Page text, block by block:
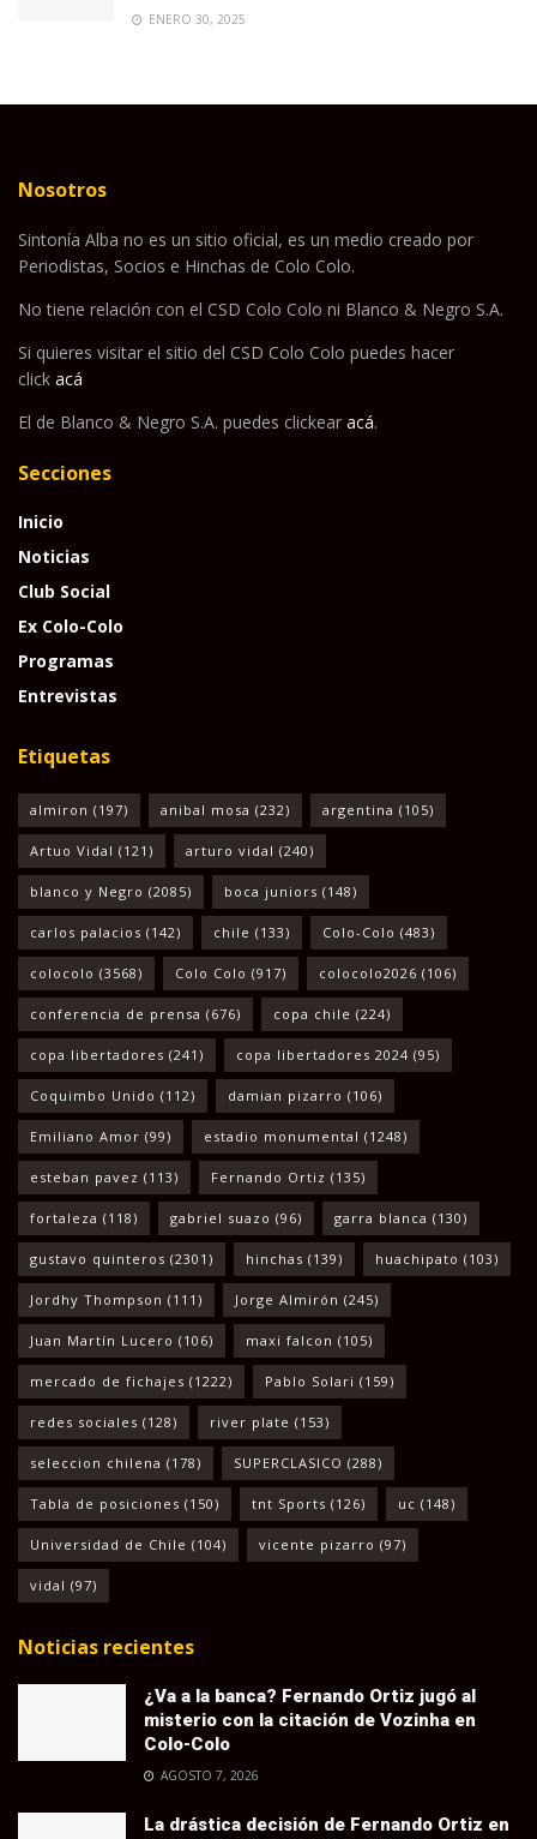
ENERO 30, 2025
Nosotros
Sintonía Alba no es un sitio oficial, es un medio creado por
Periodistas, Socios e Hinchas de Colo Colo.
No tiene relación con el CSD Colo Colo ni Blanco & Negro S.A.
Si quieres visitar el sitio del CSD Colo Colo puedes hacer
click acá
El de Blanco & Negro S.A. puedes clickear acá.
Secciones
Inicio
Noticias
Club Social
Ex Colo-Colo
Programas
Entrevistas
Etiquetas
almiron (197) anibal mosa (232) argentina (105)
Artuo Vidal (121) arturo vidal (240)
blanco y Negro (2085) boca juniors (148)
carlos palacios (142) chile (133) Colo-Colo (483)
colocolo (3568) Colo Colo (917) colocolo2026 (106)
conferencia de prensa (676) copa chile (224)
copa libertadores (241) copa libertadores 2024 (95)
Coquimbo Unido (112) damian pizarro (106)
Emiliano Amor (99) estadio monumental (1248)
esteban pavez (113) Fernando Ortiz (135)
fortaleza (118) gabriel suazo (96) garra blanca (130)
gustavo quinteros (2301) hinchas (139) huachipato (103)
Jordhy Thompson (111) Jorge Almirón (245)
Juan Martín Lucero (106) maxi falcon (105)
mercado de fichajes (1222) Pablo Solari (159)
redes sociales (128) river plate (153)
seleccion chilena (178) SUPERCLASICO (288)
Tabla de posiciones (150) tnt Sports (126) uc (148)
Universidad de Chile (104) vicente pizarro (97)
vidal (97)
Noticias recientes
¿Va a la banca? Fernando Ortiz jugó al
misterio con la citación de Vozinha en
Colo-Colo
AGOSTO 7, 2026
La drástica decisión de Fernando Ortiz en